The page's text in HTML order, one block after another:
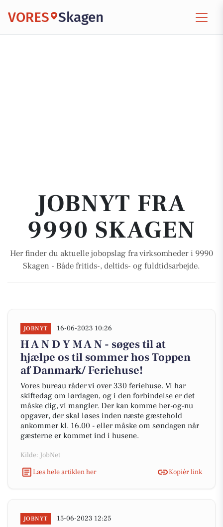
VORES Skagen
JOBNYT FRA
9990 SKAGEN
Her finder du aktuelle jobopslag fra virksomheder i 9990
Skagen - Både fritids-, deltids- og fuldtidsarbejde.
JOBNYT 16-06-2023 10:26
H A N D Y M A N - søges til at
hjælpe os til sommer hos Toppen
af Danmark/ Feriehuse!
Vores bureau råder vi over 330 feriehuse. Vi har
skiftedag om lørdagen, og i den forbindelse er det
måske dig, vi mangler. Der kan komme her-og-nu
opgaver, der skal løses inden næste gæstehold
ankommer kl. 16.00 - eller måske om søndagen når
gæsterne er kommet ind i husene.
Kilde: JobNet
Læs hele artiklen her
Kopiér link
JOBNYT 15-06-2023 12:25